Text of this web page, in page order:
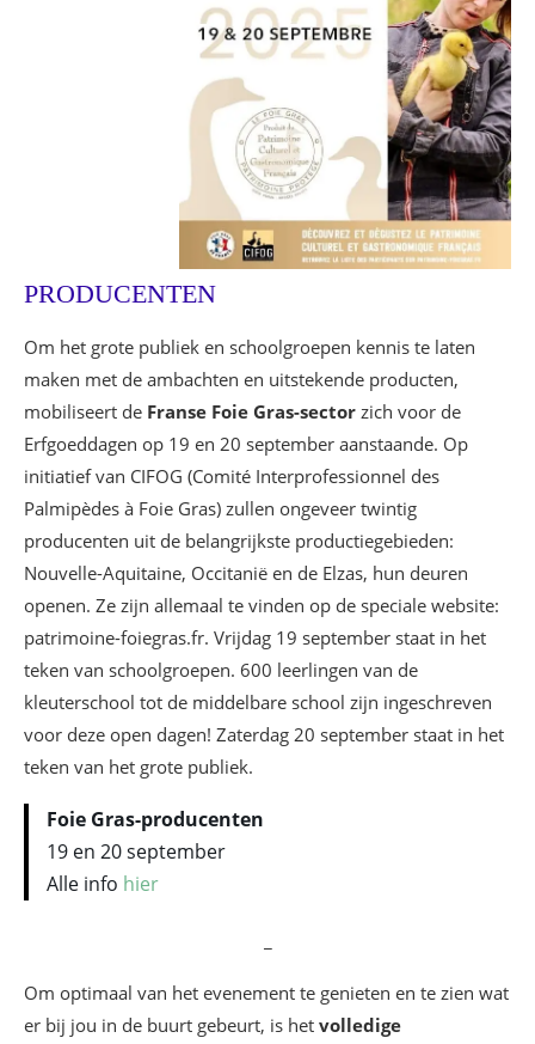
PRODUCENTEN
Om het grote publiek en schoolgroepen kennis te laten
maken met de ambachten en uitstekende producten,
mobiliseert de Franse Foie Gras-sector zich voor de
Erfgoeddagen op 19 en 20 september aanstaande. Op
initiatief van CIFOG (Comité Interprofessionnel des
Palmipèdes à Foie Gras) zullen ongeveer twintig
producenten uit de belangrijkste productiegebieden:
Nouvelle-Aquitaine, Occitanië en de Elzas, hun deuren
openen. Ze zijn allemaal te vinden op de speciale website:
patrimoine-foiegras.fr. Vrijdag 19 september staat in het
teken van schoolgroepen. 600 leerlingen van de
kleuterschool tot de middelbare school zijn ingeschreven
voor deze open dagen! Zaterdag 20 september staat in het
teken van het grote publiek.
Foie Gras-producenten
19 en 20 september
Alle info hier
Om optimaal van het evenement te genieten en te zien wat
er bij jou in de buurt gebeurt, is het volledige